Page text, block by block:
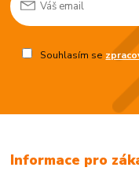
Souhlasím se
Informace pro